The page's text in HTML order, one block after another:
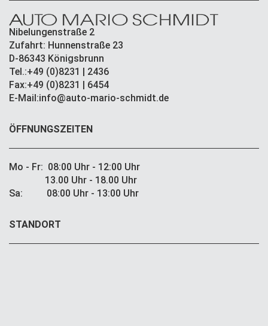
Nibelungenstraße 2
Zufahrt: Hunnenstraße 23
D-86343 Königsbrunn
Tel.:+49 (0)8231 | 2436
Fax:+49 (0)8231 | 6454
E-Mail:info@auto-mario-schmidt.de
ÖFFNUNGSZEITEN
Mo - Fr: 08:00 Uhr - 12:00 Uhr
13.00 Uhr - 18.00 Uhr
Sa: 08:00 Uhr - 13:00 Uhr
STANDORT